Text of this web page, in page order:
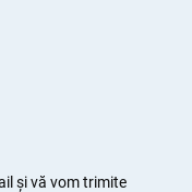
şi vă vom trimite